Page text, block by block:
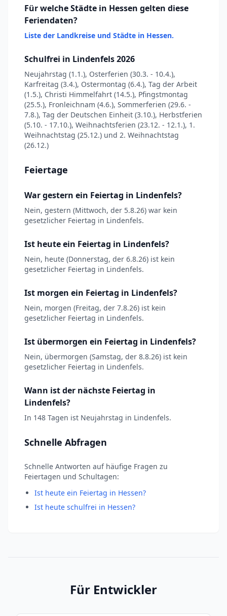
Für welche Städte in Hessen gelten diese
Feriendaten?
Liste der Landkreise und Städte in Hessen.
Schulfrei in Lindenfels 2026
Neujahrstag (1.1.), Osterferien (30.3. - 10.4.),
Karfreitag (3.4.), Ostermontag (6.4.), Tag der Arbeit
(1.5.), Christi Himmelfahrt (14.5.), Pfingstmontag
(25.5.), Fronleichnam (4.6.), Sommerferien (29.6. -
7.8.), Tag der Deutschen Einheit (3.10.), Herbstferien
(5.10. - 17.10.), Weihnachtsferien (23.12. - 12.1.), 1.
Weihnachtstag (25.12.) und 2. Weihnachtstag
(26.12.)
Feiertage
War gestern ein Feiertag in Lindenfels?
Nein, gestern (Mittwoch, der 5.8.26) war kein
gesetzlicher Feiertag in Lindenfels.
Ist heute ein Feiertag in Lindenfels?
Nein, heute (Donnerstag, der 6.8.26) ist kein
gesetzlicher Feiertag in Lindenfels.
Ist morgen ein Feiertag in Lindenfels?
Nein, morgen (Freitag, der 7.8.26) ist kein
gesetzlicher Feiertag in Lindenfels.
Ist übermorgen ein Feiertag in Lindenfels?
Nein, übermorgen (Samstag, der 8.8.26) ist kein
gesetzlicher Feiertag in Lindenfels.
Wann ist der nächste Feiertag in
Lindenfels?
In 148 Tagen ist Neujahrstag in Lindenfels.
Schnelle Abfragen
Schnelle Antworten auf häufige Fragen zu
Feiertagen und Schultagen:
Ist heute ein Feiertag in Hessen?
Ist heute schulfrei in Hessen?
Für Entwickler